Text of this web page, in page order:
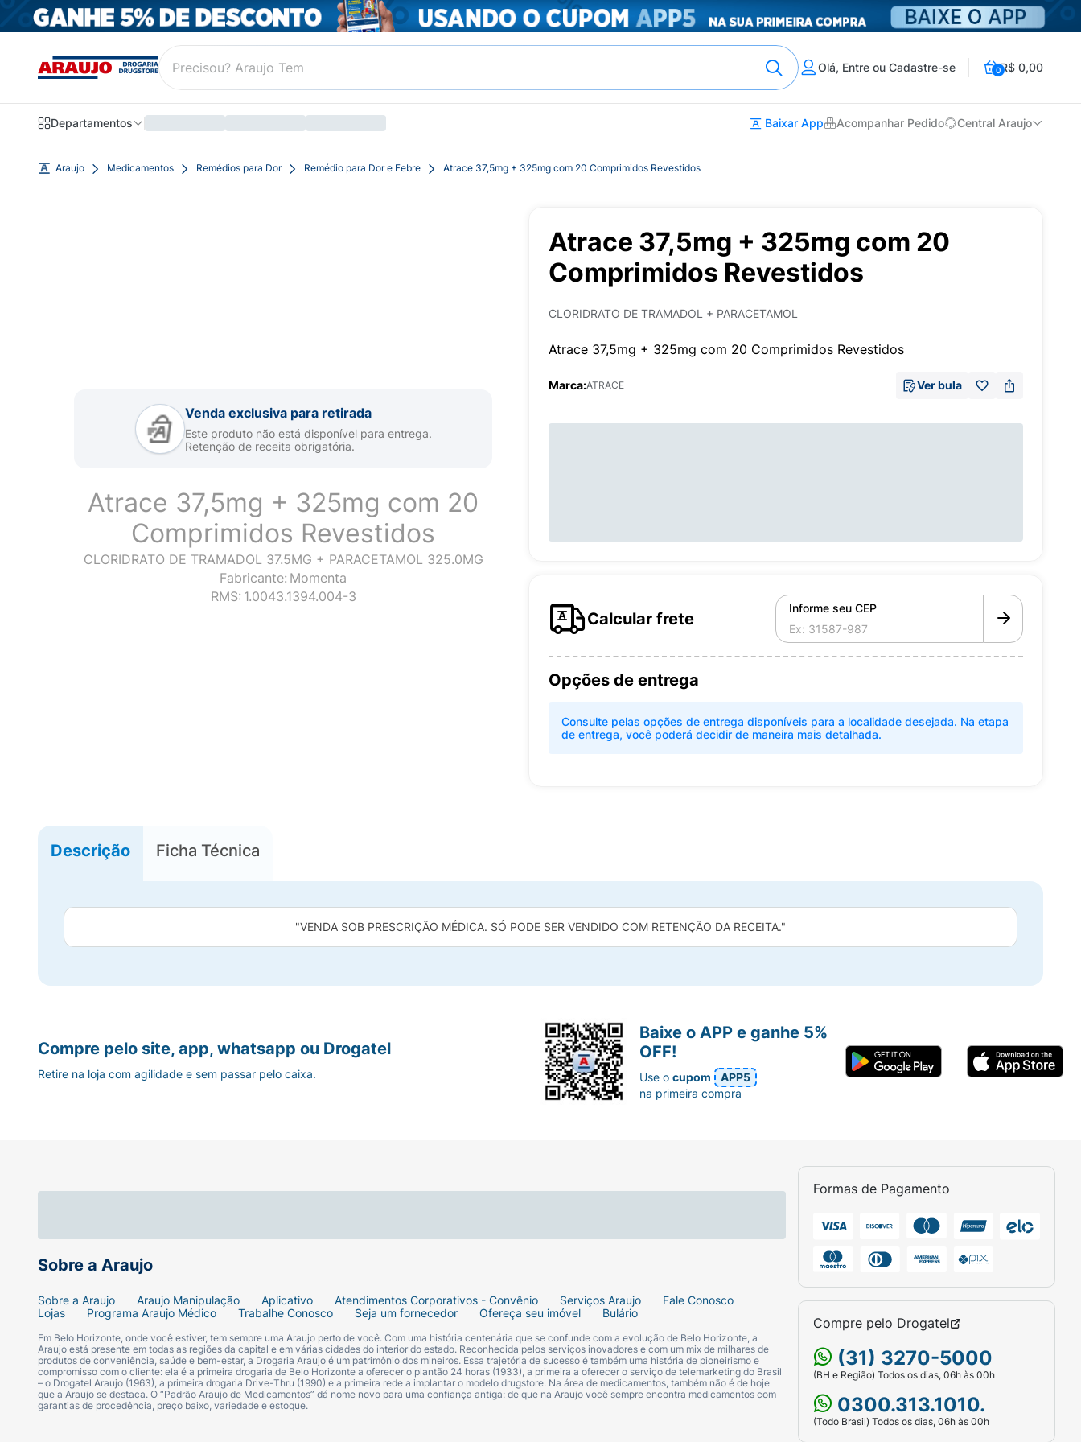
Olá, Entre ou Cadastre-se 0R$ 0,00
Departamentos Baixar App Acompanhar Pedido Central Araujo
Araujo Medicamentos Remédios para Dor Remédio para Dor e Febre Atrace 37,5mg + 325mg com 20 Comprimidos Revestidos
Venda exclusiva para retirada
Este produto não está disponível para entrega.
Retenção de receita obrigatória.
Atrace 37,5mg + 325mg com 20
Comprimidos Revestidos
CLORIDRATO DE TRAMADOL 37.5MG + PARACETAMOL 325.0MG
Fabricante: Momenta
RMS: 1.0043.1394.004-3
Atrace 37,5mg + 325mg com 20
Comprimidos Revestidos
CLORIDRATO DE TRAMADOL + PARACETAMOL
Atrace 37,5mg + 325mg com 20 Comprimidos Revestidos
Marca:ATRACE Ver bula
Calcular frete
Informe seu CEP
Opções de entrega
Consulte pelas opções de entrega disponíveis para a localidade desejada. Na etapa
de entrega, você poderá decidir de maneira mais detalhada.
Descrição Ficha Técnica
"VENDA SOB PRESCRIÇÃO MÉDICA. SÓ PODE SER VENDIDO COM RETENÇÃO DA RECEITA."
Sobre a Araujo
Sobre a Araujo Araujo Manipulação Aplicativo Atendimentos Corporativos - Convênio Serviços Araujo
Fale Conosco
Lojas
Programa Araujo Médico Trabalhe Conosco Seja um fornecedor Ofereça seu imóvel Bulário
Em Belo Horizonte, onde você estiver, tem sempre uma Araujo perto de você. Com uma história centenária que se confunde com a evolução de Belo Horizonte, a
Araujo está presente em todas as regiões da capital e em várias cidades do interior do estado. Reconhecida pelos serviços inovadores e com um mix de milhares de
produtos de conveniência, saúde e bem-estar, a Drogaria Araujo é um patrimônio dos mineiros. Essa trajetória de sucesso é também uma história de pioneirismo e
compromisso com o cliente: ela é a primeira drogaria de Belo Horizonte a oferecer o plantão 24 horas (1933), a primeira a oferecer o serviço de telemarketing do Brasil
– o Drogatel Araujo (1963), a primeira drogaria Drive-Thru (1990) e a primeira rede a implantar o modelo drugstore. Na área de medicamentos, também não é de hoje
que a Araujo se destaca. O “Padrão Araujo de Medicamentos” dá nome novo para uma confiança antiga: de que na Araujo você sempre encontra medicamentos com
garantias de procedência, preço baixo, variedade e estoque.
Formas de Pagamento
Compre pelo Drogatel
(31) 3270-5000
(BH e Região) Todos os dias, 06h às 00h
0300.313.1010.
(Todo Brasil) Todos os dias, 06h às 00h
Compre pelo site, app, whatsapp ou Drogatel
Retire na loja com agilidade e sem passar pelo caixa.
Baixe o APP e ganhe 5%
OFF!
Use ocupom
APP5
na primeira compra